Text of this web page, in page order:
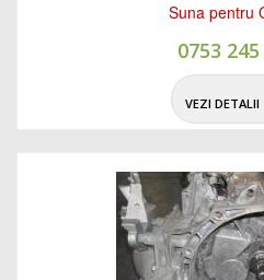
Suna pentru
0753
VEZI DETALII